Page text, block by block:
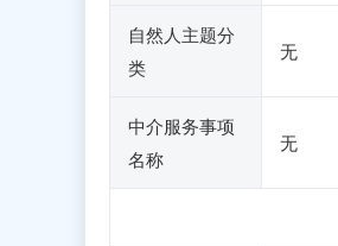
自然人主题分
类
无
中介服务事项
名称
无